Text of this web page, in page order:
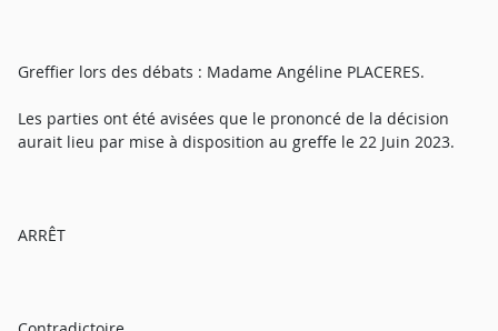
Greffier lors des débats : Madame Angéline PLACERES.
Les parties ont été avisées que le prononcé de la décision
aurait lieu par mise à disposition au greffe le 22 Juin 2023.
ARRÊT